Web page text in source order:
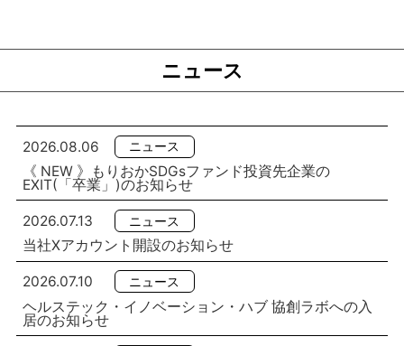
個人情報保護方針・取り扱いについて
ニュース
2026.08.06 ニュース
《 NEW 》もりおかSDGsファンド投資先企業の
EXIT(「卒業」)のお知らせ
2026.07.13 ニュース
当社Xアカウント開設のお知らせ
2026.07.10 ニュース
ヘルステック・イノベーション・ハブ 協創ラボへの入
居のお知らせ